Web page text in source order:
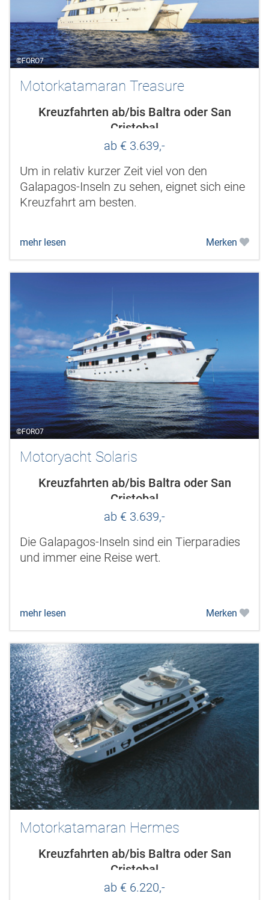
©FORO7
Motorkatamaran Treasure
Kreuzfahrten ab/bis Baltra oder San
Cristobal
ab € 3.639,-
Um in relativ kurzer Zeit viel von den
Galapagos-Inseln zu sehen, eignet sich eine
Kreuzfahrt am besten.
mehr lesen Merken
©FORO7
Motoryacht Solaris
Kreuzfahrten ab/bis Baltra oder San
Cristobal
ab € 3.639,-
Die Galapagos-Inseln sind ein Tierparadies
und immer eine Reise wert.
mehr lesen Merken
Motorkatamaran Hermes
Kreuzfahrten ab/bis Baltra oder San
Cristobal
ab € 6.220,-